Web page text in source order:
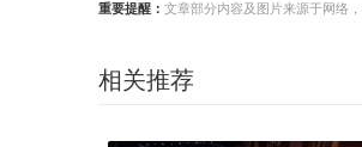
重要提醒： 文章部分内容及图片来源于网络
相关推荐